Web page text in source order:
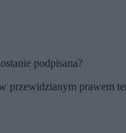
podpisana?
przewidzianym prawem